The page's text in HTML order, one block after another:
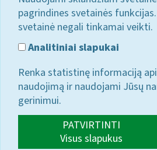
pagrindines svetainės
svetainė negali tinkamai veikti.
Analitiniai slapukai
Renka statistinę informaciją
naudojimą ir naudojami Jūsų
gerinimui.
PATVIRTINTI
Visus slapukus